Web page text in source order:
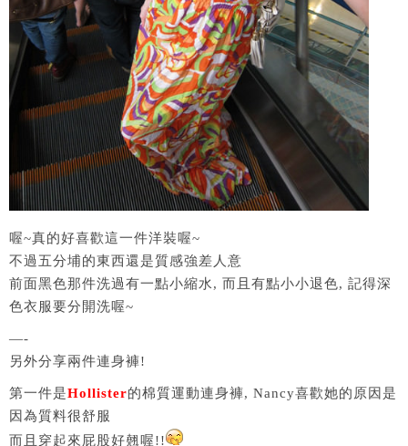
喔~真的好喜歡這一件洋裝喔~
不過五分埔的東西還是質感強差人意
前面黑色那件洗過有一點小縮水, 而且有點小小退色, 記得深
色衣服要分開洗喔~
—-
另外分享兩件連身褲!
第一件是Hollister的棉質運動連身褲, Nancy喜歡她的原因是
因為質料很舒服
而且穿起來屁股好翹喔!!